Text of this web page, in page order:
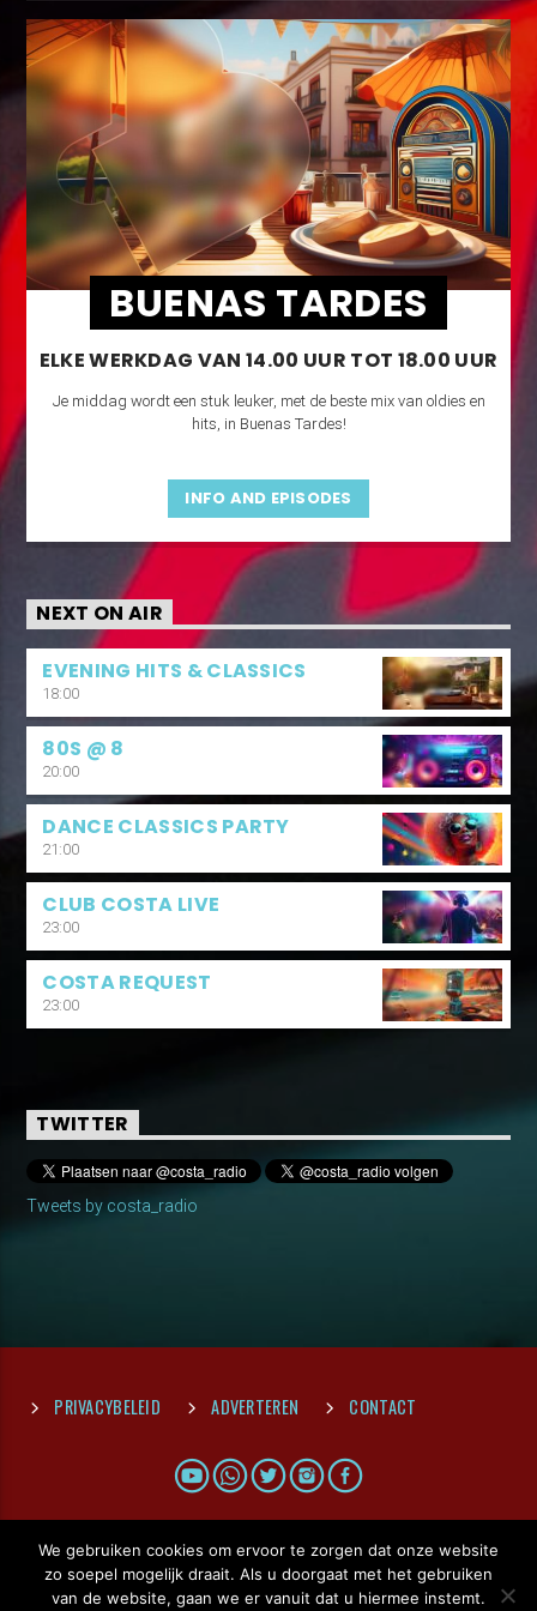
Privacybeleid *
Ik accepteer hetprivacybeleid
Versturen
Pin
BUENAS TARDES
ELKE WERKDAG VAN 14.00 UUR TOT 18.00 UUR
Je middag wordt een stuk leuker, met de beste mix van oldies en
hits, in Buenas Tardes!
INFO AND EPISODES
NEXT ON AIR
EVENING HITS & CLASSICS
18:00
80S @ 8
20:00
DANCE CLASSICS PARTY
21:00
CLUB COSTA LIVE
23:00
COSTA REQUEST
23:00
TWITTER
Tweets by costa_radio
PRIVACYBELEID ADVERTEREN CONTACT
We gebruiken cookies om ervoor te zorgen dat onze website
zo soepel mogelijk draait. Als u doorgaat met het gebruiken
van de website, gaan we er vanuit dat u hiermee instemt.